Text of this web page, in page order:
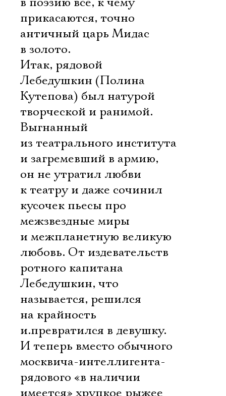
прикасаются, точно
античный царь Мидас 
в золото.
Итак, рядовой
Лебедушкин (Полина
Кутепова) был натурой
творческой и ранимой.
Выгнанный
из театрального института
и загремевший в армию,
он не утратил любви
к театру и даже сочинил
кусочек пьесы про
межзвездные миры
и межпланетную великую
любовь. От издевательств
ротного капитана
Лебедушкин, что
называется, решился
на крайность
и.превратился в девушку.
И теперь вместо обычного
москвича-интеллигента-
рядового «в наличии
имеется» хрупкое рыжее